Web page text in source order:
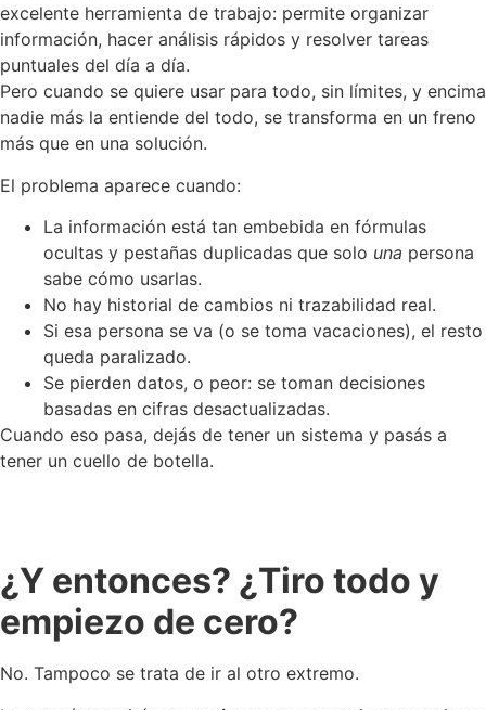
excelente herramienta de trabajo: permite organizar
información, hacer análisis rápidos y resolver tareas
puntuales del día a día.
Pero cuando se quiere usar para todo, sin límites, y encima
nadie más la entiende del todo, se transforma en un freno
más que en una solución.
El problema aparece cuando:
La información está tan embebida en fórmulas
ocultas y pestañas duplicadas que solo una persona
sabe cómo usarlas.
No hay historial de cambios ni trazabilidad real.
Si esa persona se va (o se toma vacaciones), el resto
queda paralizado.
Se pierden datos, o peor: se toman decisiones
basadas en cifras desactualizadas.
Cuando eso pasa, dejás de tener un sistema y pasás a
tener un cuello de botella.
¿Y entonces? ¿Tiro todo y
empiezo de cero?
No. Tampoco se trata de ir al otro extremo.